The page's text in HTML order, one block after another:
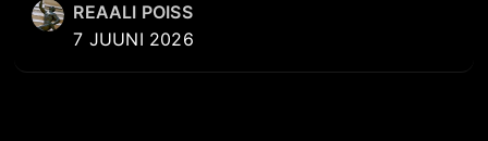
REAALI POISS
7 JUUNI 2026